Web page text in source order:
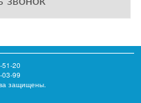
51-20
03-99
защищены.